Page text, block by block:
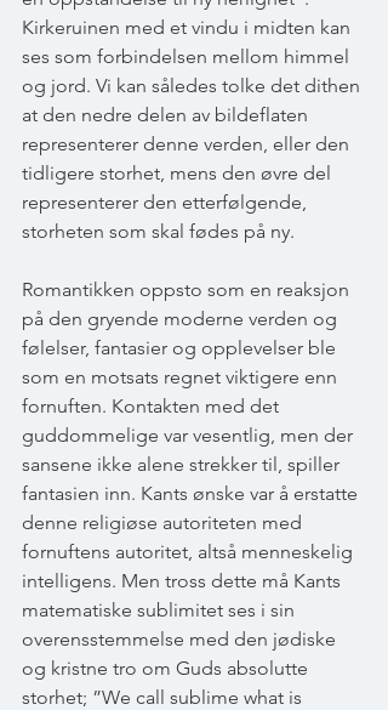
Kirkeruinen med et vindu i midten kan
ses som forbindelsen mellom himmel
og jord. Vi kan således tolke det dithen
at den nedre delen av bildeflaten
representerer denne verden, eller den
tidligere storhet, mens den øvre del
representerer den etterfølgende,
storheten som skal fødes på ny.
Romantikken oppsto som en reaksjon
på den gryende moderne verden og
følelser, fantasier og opplevelser ble
som en motsats regnet viktigere enn
fornuften. Kontakten med det
guddommelige var vesentlig, men der
sansene ikke alene strekker til, spiller
fantasien inn. Kants ønske var å erstatte
denne religiøse autoriteten med
fornuftens autoritet, altså menneskelig
intelligens. Men tross dette må Kants
matematiske sublimitet ses i sin
overensstemmelse med den jødiske
og kristne tro om Guds absolutte
storhet; ”We call sublime what is